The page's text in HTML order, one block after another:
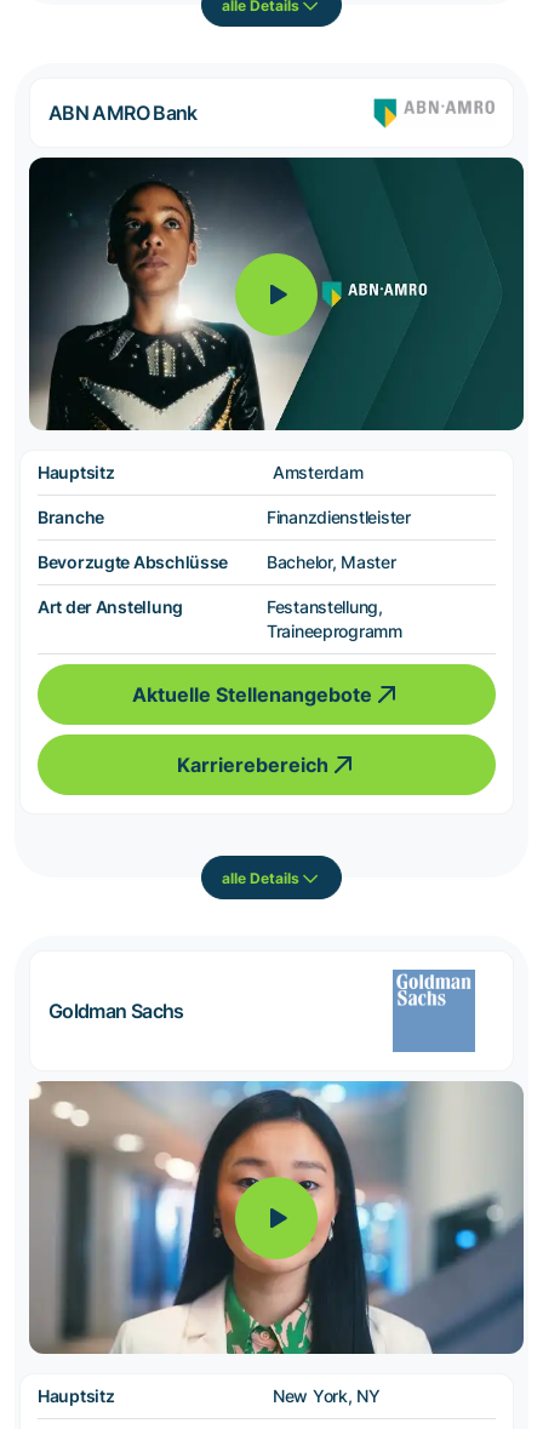
alle Details
ABN AMRO Bank
Hauptsitz Amsterdam
Branche Finanzdienstleister
Bevorzugte Abschlüsse Bachelor, Master
Art der Anstellung
Festanstellung,
Traineeprogramm
Aktuelle Stellenangebote
Karrierebereich
alle Details
Goldman Sachs
Hauptsitz New York, NY